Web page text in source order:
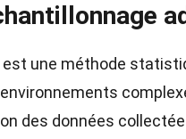
une méthode
des données